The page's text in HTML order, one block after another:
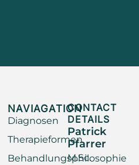
NAVIAGATION
Diagnosen
Therapieformen
Behandlungsphilosophie
CONTACT
DETAILS
Patrick
Pfarrer
M.Sc.